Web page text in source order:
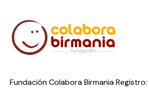
Fundación Colabora Birmania